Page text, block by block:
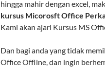
hingga mahir dengan excel,
kursus Micorosft Office
Kami akan ajari Kursus MS
Dan bagi anda yang tidak
Office Offline, dan ingin